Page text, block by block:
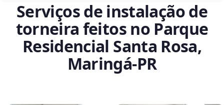
Serviços de instalação de
torneira feitos no Parque
Residencial Santa Rosa,
Maringá‑PR